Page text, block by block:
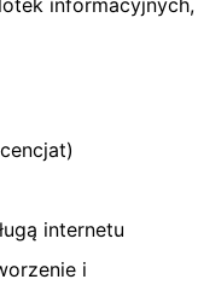
internetu
i